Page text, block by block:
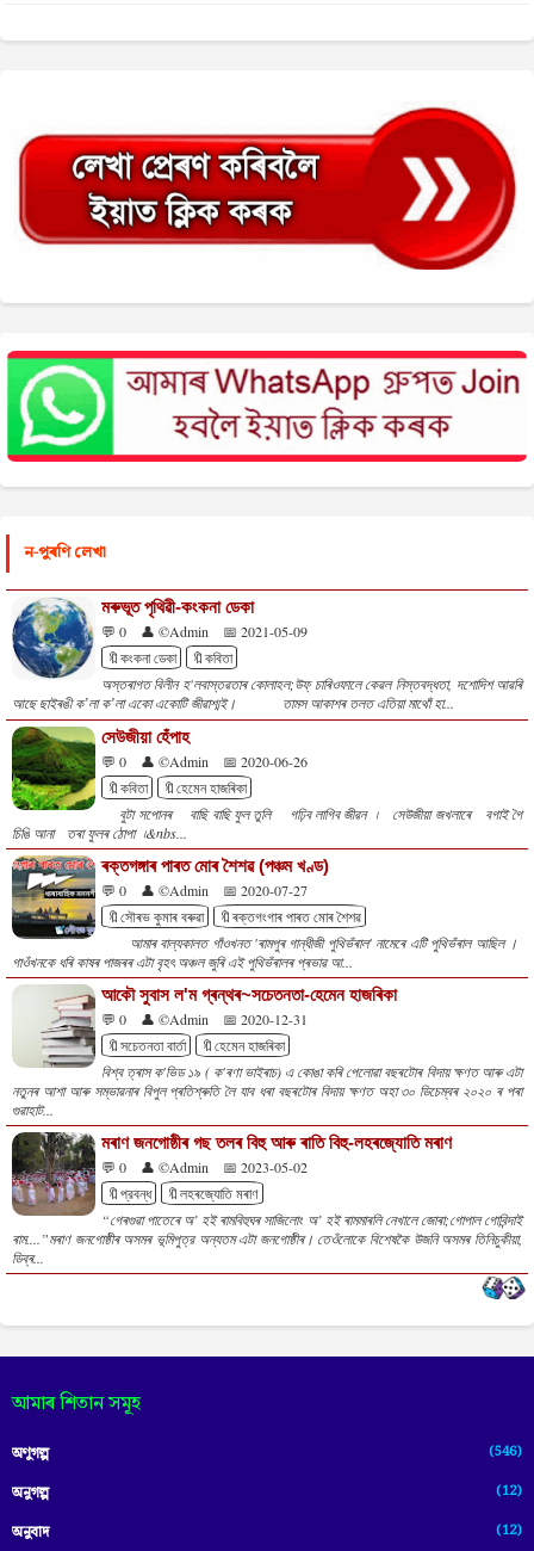
ন-পুৰণি লেখা
মৰুভূত পৃথিৱী-কংকনা ডেকা
💬 0 👤 ©Admin
📅 2021-05-09
🔖কংকনা ডেকা
🔖কবিতা
অস্তৰাগত বিলীন হ'লবাস্তৱতাৰ কোলাহল;উফ্ চাৰিওফালে কেৱল নিস্তবদ্ধতা, দশোদিশ আৱৰি
আছে ছাইৰঙী কʼলা কʼলা একো একোটি জীৱাশ্মই। তামস আকাশৰ তলত এতিয়া মাথোঁ হা...
সেউজীয়া হেঁপাহ
💬 0 👤 ©Admin
📅 2020-06-26
🔖কবিতা
🔖হেমেন হাজৰিকা
বুটা সপোনৰ বাছি বাছি ফুল তুলি গঢ়িব লাগিব জীৱন ৷ সেউজীয়া জখলাৰে বগাই গৈ
চিঙি আনা তৰা ফুলৰ ঠোপা ৷&nbs...
ৰক্তগঙ্গাৰ পাৰত মোৰ শৈশৱ (পঞ্চম খণ্ড)
💬 0 👤 ©Admin
📅 2020-07-27
🔖সৌৰভ কুমাৰ বৰুৱা
🔖ৰক্তগংগাৰ পাৰত মোৰ শৈশৱ
আমাৰ বাল্যকালত গাঁওখনত 'ৰামপুৰ গান্ধীজী পুথিভঁৰাল' নামেৰে এটি পুথিভঁৰাল আছিল ।
গাওঁখনকে ধৰি কাষৰ পাজৰৰ এটা বৃহৎ অঞ্চল জুৰি এই পুথিভঁৰালৰ প্ৰভাৱ আ...
আকৌ সুবাস ল'ম গ্ৰন্থৰ~সচেতনতা-হেমেন হাজৰিকা
💬 0 👤 ©Admin
📅 2020-12-31
🔖সচেতনতা বাৰ্তা
🔖হেমেন হাজৰিকা
বিশ্ব ত্ৰাস ক'ভিড ১৯ ( ক'ৰণা ভাইৰাচ) এ কোঙা কৰি পেলোৱা বছৰটোৰ বিদায় ক্ষণত আৰু এটা
নতুনৰ আশা আৰু সম্ভাৱনাৰ বিপুল প্ৰতিশ্ৰুতি লৈ যাব ধৰা বছৰটোৰ বিদায় ক্ষণত অহা ৩০ ডিচেম্বৰ ২০২০ ৰ পৰা
গুৱাহাট...
মৰাণ জনগোষ্ঠীৰ গছ তলৰ বিহু আৰু ৰাতি বিহু-লহৰজ্যোতি মৰাণ
💬 0 👤 ©Admin
📅 2023-05-02
🔖প্রবন্ধ
🔖লহৰজ্যোতি মৰাণ
“গেৰগুৱা পাতেৰে অ’ হই ৰামবিহুঘৰ সাজিলোং অ’ হই ৰামমাৰলি নেখালে জোৰা;গোপাল গোবিন্দাই
ৰাম....”মৰাণ জনগোষ্ঠীৰ অসমৰ ভূমিপুত্র অন্যতম এটা জনগোষ্ঠীৰ। তেওঁলোকে বিশেষকৈ উজনি অসমৰ তিনিচুকীয়া,
ডিব্ৰ...
আমাৰ শিতান সমূহ
অণুগল্প (546)
অনুগল্প (12)
অনুবাদ (12)